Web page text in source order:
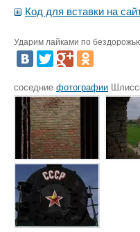
Код для вставки на
Ударим лайками по
соседние фотографии